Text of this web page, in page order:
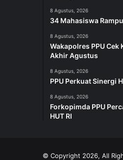
8 Agustus, 2026
34 Mahasiswa
8 Agustus, 2026
Wakapolres PPU Cek
Akhir Agustus
8 Agustus, 2026
PPU Perkuat Sinergi
8 Agustus, 2026
Forkopimda PPU
HUT RI
© Copyright 2026, All